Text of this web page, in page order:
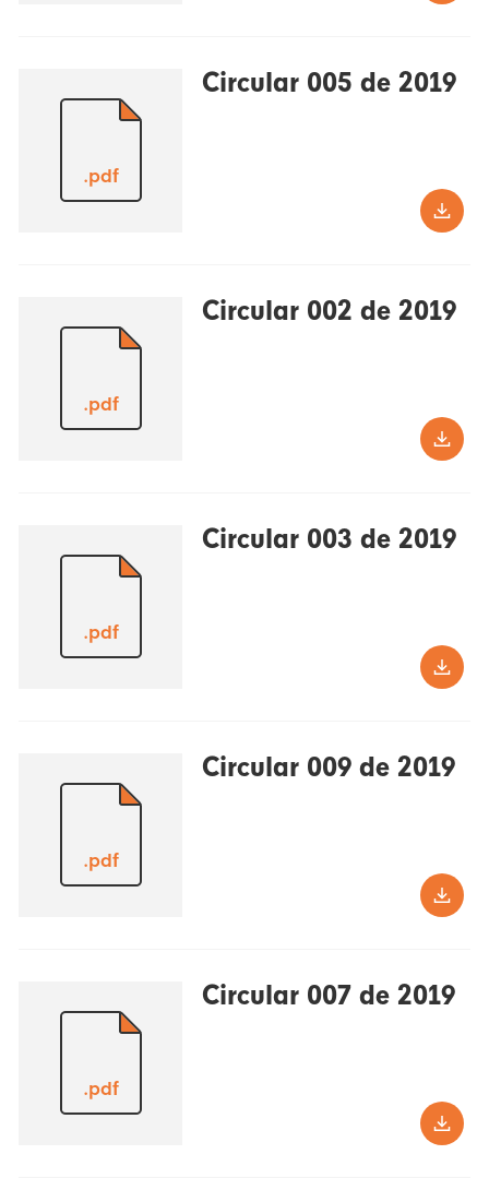
.pdf
Circular 005 de 2019
.pdf
Circular 002 de 2019
.pdf
Circular 003 de 2019
.pdf
Circular 009 de 2019
.pdf
Circular 007 de 2019